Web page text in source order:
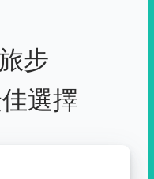
步
選擇